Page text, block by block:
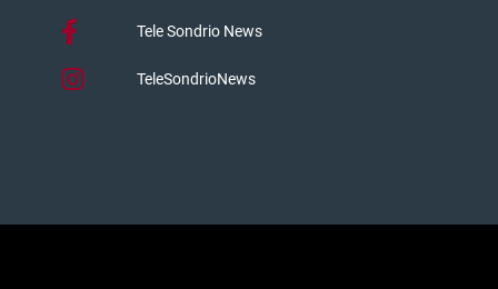
Tele Sondrio News
TeleSondrioNews